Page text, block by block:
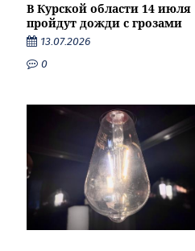
В Курской области 14 июля
пройдут дожди с грозами
13.07.2026
0